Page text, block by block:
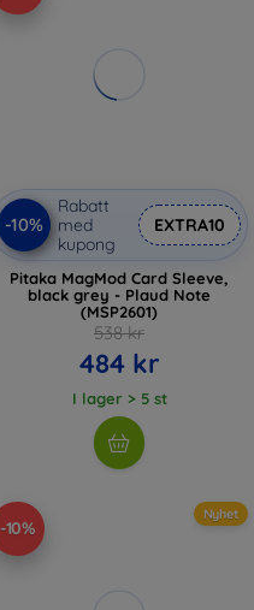
-10%
Rabatt
med
kupong
EXTRA10
Pitaka MagMod Card Sleeve,
black grey - Plaud Note
(MSP2601)
538 kr
484 kr
I lager > 5 st
-10%
Nyhet